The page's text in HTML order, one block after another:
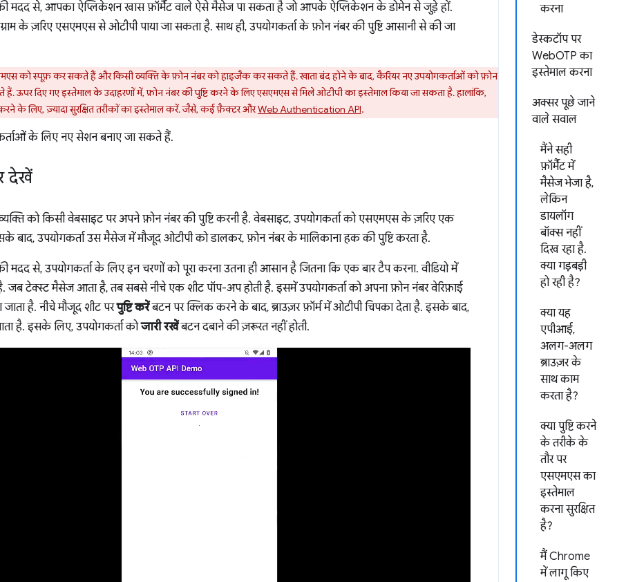
करना
डेस्कटॉप पर
WebOTP का
इस्तेमाल करना
अक्सर पूछे जाने
वाले सवाल
मैंने सही
फ़ॉर्मैट में
मैसेज भेजा है,
लेकिन
डायलॉग
बॉक्स नहीं
दिख रहा है.
क्या गड़बड़ी
हो रही है?
क्या यह
एपीआई,
अलग-अलग
ब्राउज़र के
साथ काम
करता है?
क्या पुष्टि करने
के तरीके के
तौर पर
एसएमएस का
इस्तेमाल
करना सुरक्षित
है?
मैं Chrome
में लागू किए
मदद से, आपका ऐप्लिकेशन खास फ़ॉर्मैट वाले ऐसे मैसेज पा सकता है जो आपके ऐप्लिकेशन के डोमेन से जुड़े हों.
के ज़रिए एसएमएस से ओटीपी पाया जा सकता है. साथ ही, उपयोगकर्ता के फ़ोन नंबर की पुष्टि आसानी से की जा
को स्पूफ़ कर सकते हैं और किसी व्यक्ति के फ़ोन नंबर को हाइजैक कर सकते हैं. खाता बंद होने के बाद, कैरियर नए उपयोगकर्ताओं को फ़ोन
ऊपर दिए गए इस्तेमाल के उदाहरणों में, फ़ोन नंबर की पुष्टि करने के लिए एसएमएस से मिले ओटीपी का इस्तेमाल किया जा सकता है. हालांकि,
करने के लिए, ज़्यादा सुरक्षित तरीकों का इस्तेमाल करें. जैसे, कई फ़ैक्टर औरWeb Authentication API.
के लिए नए सेशन बनाए जा सकते हैं.
देखें
को किसी वेबसाइट पर अपने फ़ोन नंबर की पुष्टि करनी है. वेबसाइट, उपयोगकर्ता को एसएमएस के ज़रिए एक
बाद, उपयोगकर्ता उस मैसेज में मौजूद ओटीपी को डालकर, फ़ोन नंबर के मालिकाना हक की पुष्टि करता है.
मदद से, उपयोगकर्ता के लिए इन चरणों को पूरा करना उतना ही आसान है जितना कि एक बार टैप करना. वीडियो में
जब टेक्स्ट मैसेज आता है, तब सबसे नीचे एक शीट पॉप-अप होती है. इसमें उपयोगकर्ता को अपना फ़ोन नंबर वेरिफ़ाई
है. नीचे मौजूद शीट परपुष्टि करेंबटन पर क्लिक करने के बाद, ब्राउज़र फ़ॉर्म में ओटीपी चिपका देता है. इसके बाद,
है. इसके लिए, उपयोगकर्ता कोजारी रखेंबटन दबाने की ज़रूरत नहीं होती.